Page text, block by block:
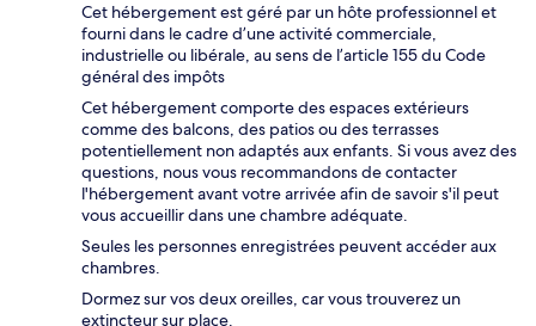
Cet hébergement est géré par un hôte professionnel et
fourni dans le cadre d’une activité commerciale,
industrielle ou libérale, au sens de l’article 155 du Code
général des impôts
Cet hébergement comporte des espaces extérieurs
comme des balcons, des patios ou des terrasses
potentiellement non adaptés aux enfants. Si vous avez des
questions, nous vous recommandons de contacter
l'hébergement avant votre arrivée afin de savoir s'il peut
vous accueillir dans une chambre adéquate.
Seules les personnes enregistrées peuvent accéder aux
chambres.
Dormez sur vos deux oreilles, car vous trouverez un
extincteur sur place.